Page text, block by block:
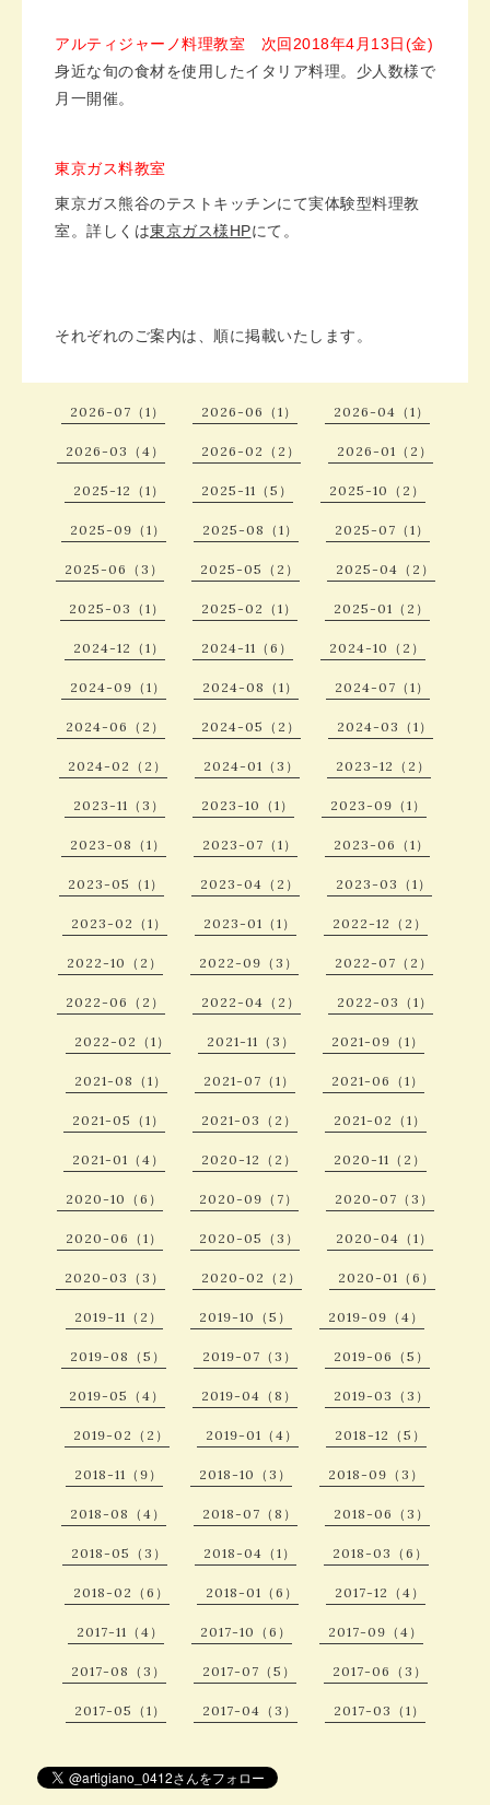
アルティジャーノ料理教室 次回2018年4月 13日(金)
身近な旬の食材を使用したイタリア料理。少人数様で
月一開催。
東京ガス料教室
東京ガス熊谷のテストキッチンにて実体験型料理教
室。詳しくは東京ガス様HPにて。
それぞれのご案内は、順に掲載いたします。
2026-07（1） 2026-06（1） 2026-04（1）
2026-03（4） 2026-02（2） 2026-01（2）
2025-12（1） 2025-11（5） 2025-10（2）
2025-09（1） 2025-08（1） 2025-07（1）
2025-06（3） 2025-05（2） 2025-04（2）
2025-03（1） 2025-02（1） 2025-01（2）
2024-12（1） 2024-11（6） 2024-10（2）
2024-09（1） 2024-08（1） 2024-07（1）
2024-06（2） 2024-05（2） 2024-03（1）
2024-02（2） 2024-01（3） 2023-12（2）
2023-11（3） 2023-10（1） 2023-09（1）
2023-08（1） 2023-07（1） 2023-06（1）
2023-05（1） 2023-04（2） 2023-03（1）
2023-02（1） 2023-01（1） 2022-12（2）
2022-10（2） 2022-09（3） 2022-07（2）
2022-06（2） 2022-04（2） 2022-03（1）
2022-02（1） 2021-11（3） 2021-09（1）
2021-08（1） 2021-07（1） 2021-06（1）
2021-05（1） 2021-03（2） 2021-02（1）
2021-01（4） 2020-12（2） 2020-11（2）
2020-10（6） 2020-09（7） 2020-07（3）
2020-06（1） 2020-05（3） 2020-04（1）
2020-03（3） 2020-02（2） 2020-01（6）
2019-11（2） 2019-10（5） 2019-09（4）
2019-08（5） 2019-07（3） 2019-06（5）
2019-05（4） 2019-04（8） 2019-03（3）
2019-02（2） 2019-01（4） 2018-12（5）
2018-11（9） 2018-10（3） 2018-09（3）
2018-08（4） 2018-07（8） 2018-06（3）
2018-05（3） 2018-04（1） 2018-03（6）
2018-02（6） 2018-01（6） 2017-12（4）
2017-11（4） 2017-10（6） 2017-09（4）
2017-08（3） 2017-07（5） 2017-06（3）
2017-05（1） 2017-04（3） 2017-03（1）